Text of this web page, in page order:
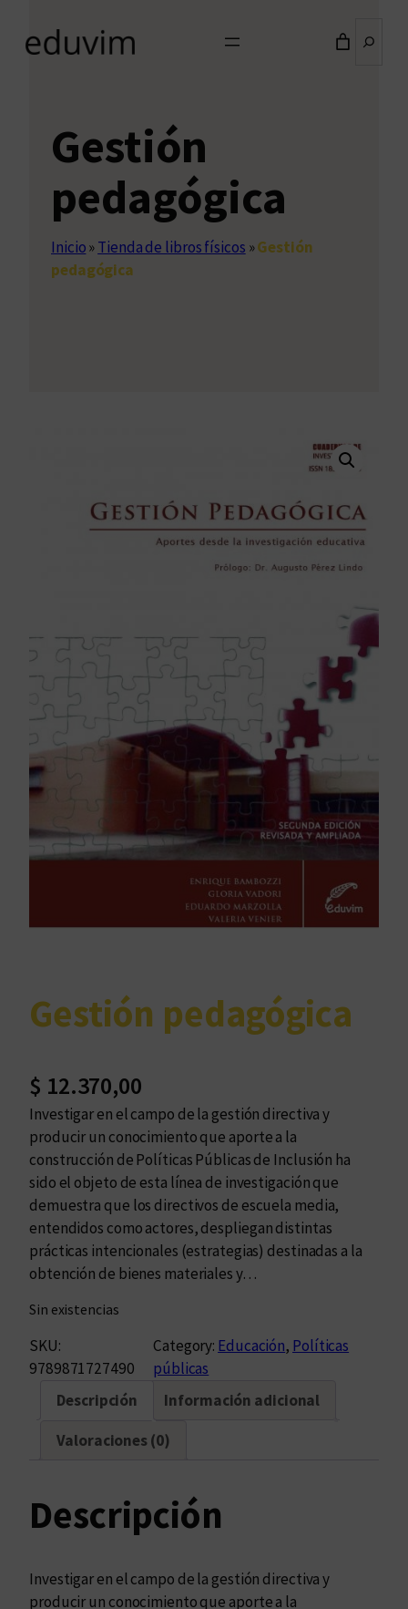
Gestión
pedagógica
Inicio»Tienda de libros físicos »Gestión
pedagógica
Gestión pedagógica
$ 12.370,00
Investigar en el campo de la gestión directiva y
producir un conocimiento que aporte a la
construcción de Políticas Públicas de Inclusión ha
sido el objeto de esta línea de investigación que
demuestra que los directivos de escuela media,
entendidos como actores, despliegan distintas
prácticas intencionales (estrategias) destinadas a la
obtención de bienes materiales y…
Sin existencias
SKU:
9789871727490
Category: Educación, Políticas
públicas
Descripción
Información adicional
Valoraciones (0)
Descripción
Investigar en el campo de la gestión directiva y
producir un conocimiento que aporte a la